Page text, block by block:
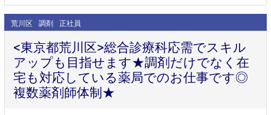
荒川区 調剤 正社員
<東京都荒川区>総合診療科応需でスキル
アップも目指せます★調剤だけでなく在
宅も対応している薬局でのお仕事です◎
複数薬剤師体制★